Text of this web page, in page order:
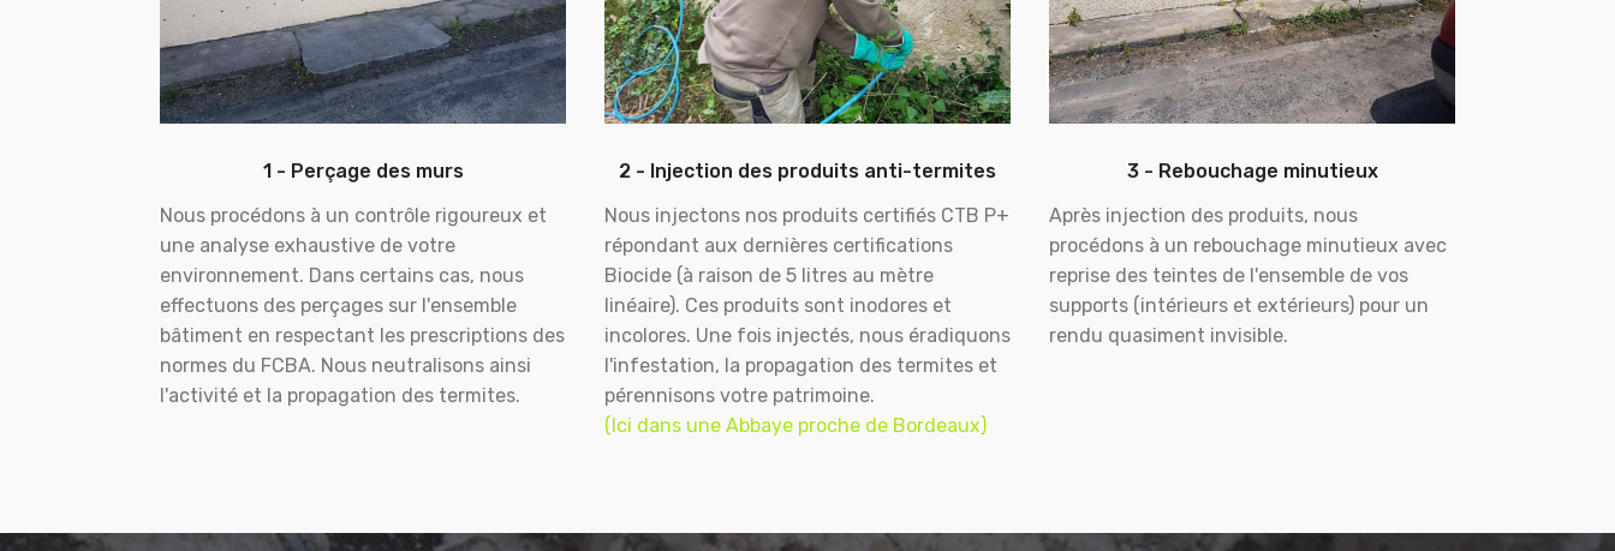
1 - Perçage des murs
Nous procédons à un contrôle rigoureux et
une analyse exhaustive de votre
environnement. Dans certains cas, nous
effectuons des perçages sur l'ensemble
bâtiment en respectant les prescriptions des
normes du FCBA. Nous neutralisons ainsi
l'activité et la propagation des termites.
2 - Injection des produits anti-termites
Nous injectons nos produits certifiés CTB P+
répondant aux dernières certifications
Biocide (à raison de 5 litres au mètre
linéaire). Ces produits sont inodores et
incolores. Une fois injectés, nous éradiquons
l'infestation, la propagation des termites et
pérennisons votre patrimoine.
(Ici dans une Abbaye proche de Bordeaux)
3 - Rebouchage minutieux
Après injection des produits, nous
procédons à un rebouchage minutieux avec
reprise des teintes de l'ensemble de vos
supports (intérieurs et extérieurs) pour un
rendu quasiment invisible.